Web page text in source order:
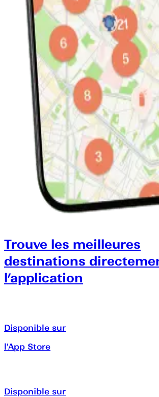
Trouve les meilleures
destinations
l’application
Disponible sur
l'App Store
Disponible sur